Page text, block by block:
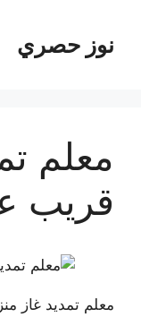
المحتوىنوز حصري
معلم
قريب
معلم تمديد غاز